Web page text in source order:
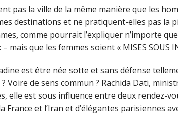
pas la ville de la même manière que les
destinations et ne pratiquent-elles pas la
,comme pourrait l’expliquer n’importe
que les femmes soient « MISES SOUS
est être née sotte et sans défense
Voire de sens commun ? Rachida Dati,
elle est sous influence entre deux rendez-
et l’Iran et d’élégantes parisiennes